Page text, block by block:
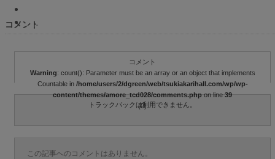
お知らせ
コメント
コメント
Warning: count(): Parameter must be an array or an object that implements
Countable in /home/users/2/dgreen/web/tsukiakarihall.com/wp/wp-
content/themes/amore_tcd028/comments.phpon line39
(0)
トラックバックは利用できません。
この記事へのコメントはありません。